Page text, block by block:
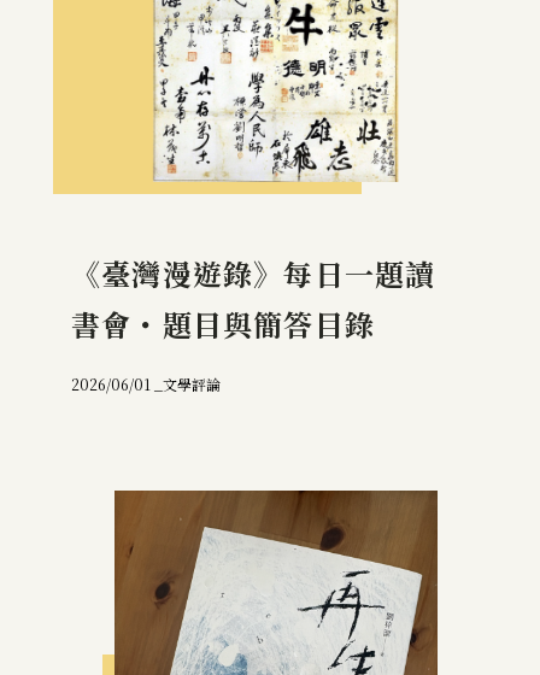
《臺灣漫遊錄》每日一題讀
書會・題目與簡答目錄
2026/06/01 _ 文學評論